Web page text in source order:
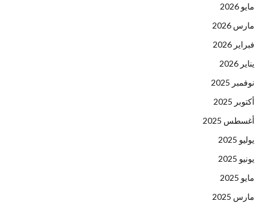
مايو 2026
مارس 2026
فبراير 2026
يناير 2026
نوفمبر 2025
أكتوبر 2025
أغسطس 2025
يوليو 2025
يونيو 2025
مايو 2025
مارس 2025